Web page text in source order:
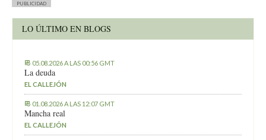
PUBLICIDAD
LO ÚLTIMO EN BLOGS
05.08.2026 A LAS 00:56 GMT
La deuda
EL CALLEJÓN
01.08.2026 A LAS 12:07 GMT
Mancha real
EL CALLEJÓN